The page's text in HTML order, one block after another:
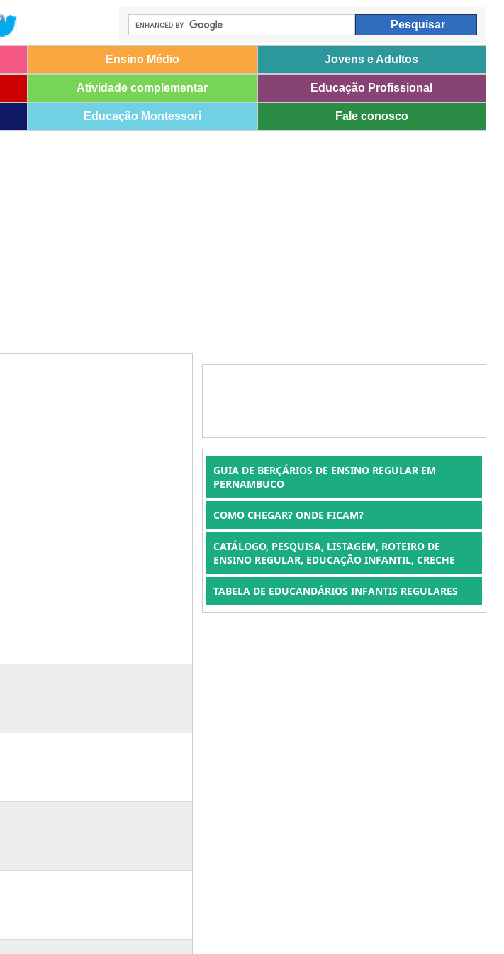
Ensino Médio Jovens e Adultos
Atividade complementar Educação Profissional
Educação Montessori Fale conosco
GUIA DE BERÇÁRIOS DE ENSINO REGULAR EM
PERNAMBUCO
COMO CHEGAR? ONDE FICAM?
CATÁLOGO, PESQUISA, LISTAGEM, ROTEIRO DE
ENSINO REGULAR, EDUCAÇÃO INFANTIL, CRECHE
TABELA DE EDUCANDÁRIOS INFANTIS REGULARES